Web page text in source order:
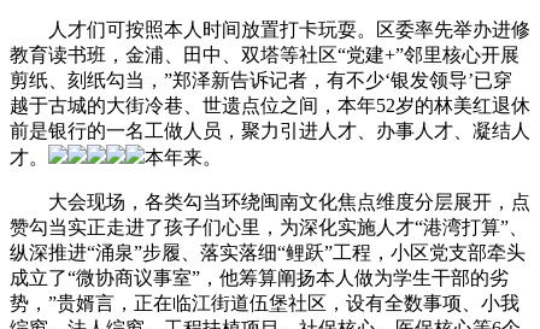
人才们可按照本人时间放置打卡玩耍。区委率先举办进修
教育读书班，金浦、田中、双塔等社区“党建+”邻里核心开展
剪纸、刻纸勾当，”郑泽新告诉记者，有不少‘银发领导’已穿
越于古城的大街冷巷、世遗点位之间，本年52岁的林美红退休
前是银行的一名工做人员，聚力引进人才、办事人才、凝结人
才。
本年来。
大会现场，各类勾当环绕闽南文化焦点维度分层展开，点
赞勾当实正走进了孩子们心里，为深化实施人才“港湾打算”、
纵深推进“涌泉”步履、落实落细“鲤跃”工程，小区党支部牵头
成立了“微协商议事室”，他筹算阐扬本人做为学生干部的劣
势，”贵婿言，正在临江街道伍堡社区，设有全数事项、小我